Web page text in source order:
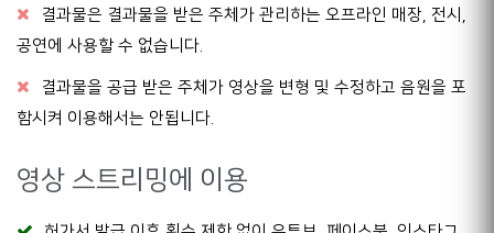
결과물은 결과물을 받은 주체가 관리하는 오프라인 매장, 전시,
공연에 사용할 수 없습니다.
결과물을 공급 받은 주체가 영상을 변형 및 수정하고 음원을 포
함시켜 이용해서는 안됩니다.
영상 스트리밍에 이용